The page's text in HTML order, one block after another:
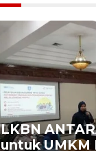
LKBN
untuk UMKM